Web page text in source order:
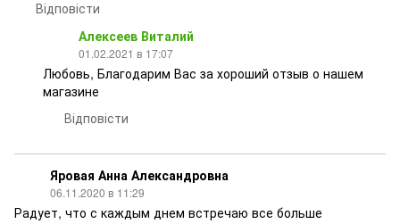
Відповісти
Алексеев Виталий
01.02.2021 в 17:07
Любовь, Благодарим Вас за хороший отзыв о нашем
магазине
Відповісти
Яровая Анна Александровна
06.11.2020 в 11:29
Радует, что с каждым днем встречаю все больше